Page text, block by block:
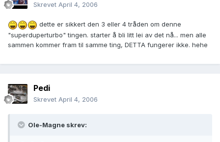
Skrevet April 4, 2006
dette er sikkert den 3 eller 4 tråden om denne
"superduperturbo" tingen. starter å bli litt lei av det nå... men alle
sammen kommer fram til samme ting, DETTA fungerer ikke. hehe
Pedi
Skrevet April 4, 2006
Ole-Magne skrev: